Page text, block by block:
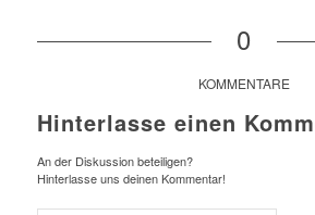
0
KOMMENTARE
Hinterlasse einen
An der Diskussion beteiligen?
Hinterlasse uns deinen Kommentar!